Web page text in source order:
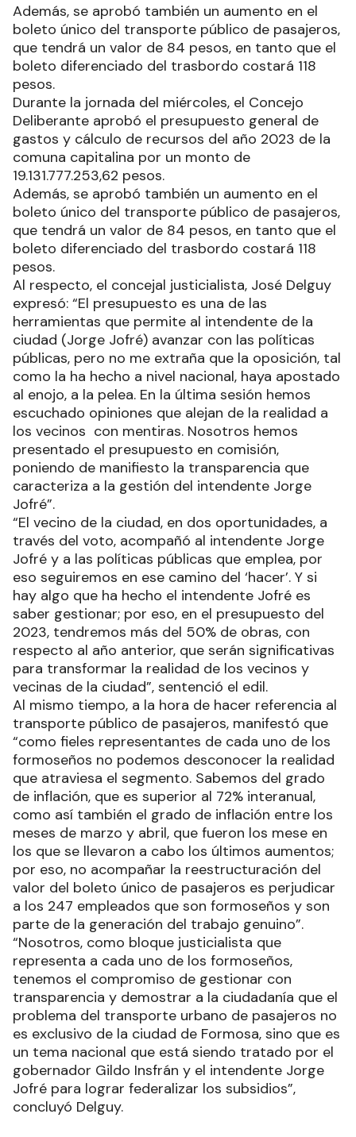
Además, se aprobó también un aumento en el
boleto único del transporte público de pasajeros,
que tendrá un valor de 84 pesos, en tanto que el
boleto diferenciado del trasbordo costará 118
pesos.
Durante la jornada del miércoles, el Concejo
Deliberante aprobó el presupuesto general de
gastos y cálculo de recursos del año 2023 de la
comuna capitalina por un monto de
19.131.777.253,62 pesos.
Además, se aprobó también un aumento en el
boleto único del transporte público de pasajeros,
que tendrá un valor de 84 pesos, en tanto que el
boleto diferenciado del trasbordo costará 118
pesos.
Al respecto, el concejal justicialista, José Delguy
expresó: “El presupuesto es una de las
herramientas que permite al intendente de la
ciudad (Jorge Jofré) avanzar con las políticas
públicas, pero no me extraña que la oposición, tal
como la ha hecho a nivel nacional, haya apostado
al enojo, a la pelea. En la última sesión hemos
escuchado opiniones que alejan de la realidad a
los vecinos con mentiras. Nosotros hemos
presentado el presupuesto en comisión,
poniendo de manifiesto la transparencia que
caracteriza a la gestión del intendente Jorge
Jofré”.
“El vecino de la ciudad, en dos oportunidades, a
través del voto, acompañó al intendente Jorge
Jofré y a las políticas públicas que emplea, por
eso seguiremos en ese camino del ‘hacer’. Y si
hay algo que ha hecho el intendente Jofré es
saber gestionar; por eso, en el presupuesto del
2023, tendremos más del 50% de obras, con
respecto al año anterior, que serán significativas
para transformar la realidad de los vecinos y
vecinas de la ciudad”, sentenció el edil.
Al mismo tiempo, a la hora de hacer referencia al
transporte público de pasajeros, manifestó que
“como fieles representantes de cada uno de los
formoseños no podemos desconocer la realidad
que atraviesa el segmento. Sabemos del grado
de inflación, que es superior al 72% interanual,
como así también el grado de inflación entre los
meses de marzo y abril, que fueron los mese en
los que se llevaron a cabo los últimos aumentos;
por eso, no acompañar la reestructuración del
valor del boleto único de pasajeros es perjudicar
a los 247 empleados que son formoseños y son
parte de la generación del trabajo genuino”.
“Nosotros, como bloque justicialista que
representa a cada uno de los formoseños,
tenemos el compromiso de gestionar con
transparencia y demostrar a la ciudadanía que el
problema del transporte urbano de pasajeros no
es exclusivo de la ciudad de Formosa, sino que es
un tema nacional que está siendo tratado por el
gobernador Gildo Insfrán y el intendente Jorge
Jofré para lograr federalizar los subsidios”,
concluyó Delguy.